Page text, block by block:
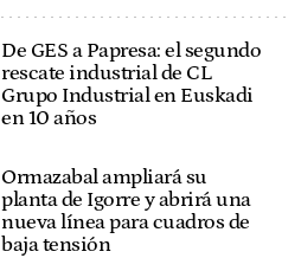
De GES a Papresa: el segundo
rescate industrial de CL
Grupo Industrial en Euskadi
en 10 años
Ormazabal ampliará su
planta de Igorre y abrirá una
nueva línea para cuadros de
baja tensión